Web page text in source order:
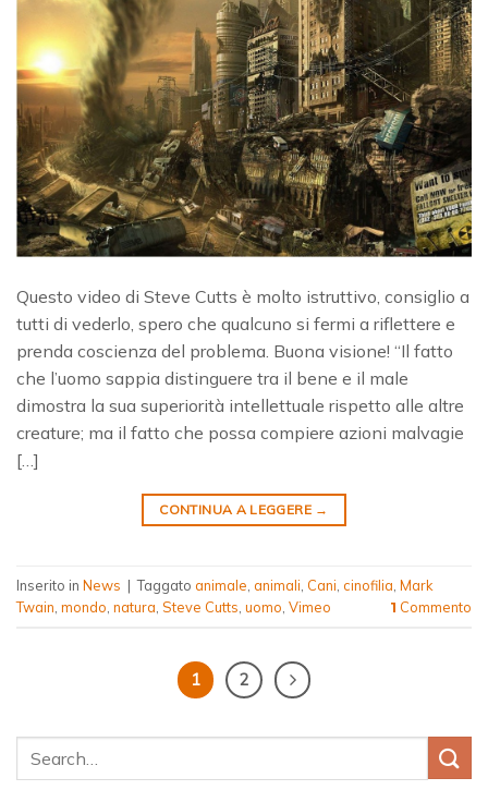
Questo video di Steve Cutts è molto istruttivo, consiglio a
tutti di vederlo, spero che qualcuno si fermi a riflettere e
prenda coscienza del problema. Buona visione! “Il fatto
che l’uomo sappia distinguere tra il bene e il male
dimostra la sua superiorità intellettuale rispetto alle altre
creature; ma il fatto che possa compiere azioni malvagie
[…]
CONTINUA A LEGGERE →
Inserito in News | Taggato animale animali Cani cinofilia Mark
Twain mondo natura Steve Cutts uomo Vimeo 1 Commento
1 2